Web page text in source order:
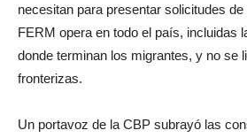
necesitan para presentar solicitudes
FERM opera en todo el país, incluidas
donde terminan los migrantes, y no se
fronterizas.
Un portavoz de la CBP subrayó las